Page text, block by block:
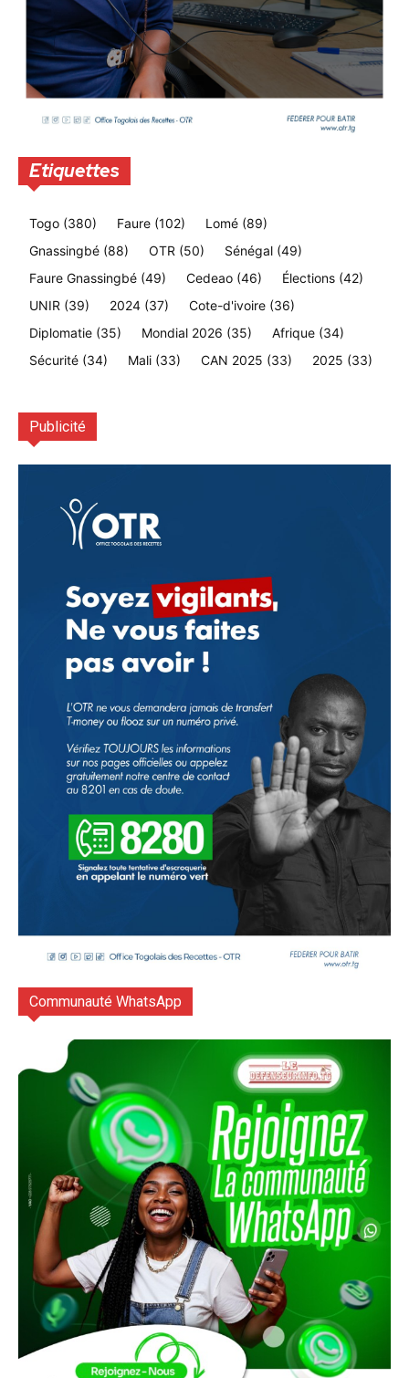
Etiquettes
Togo (380) Faure (102) Lomé (89)
Gnassingbé (88) OTR (50) Sénégal (49)
Faure Gnassingbé (49) Cedeao (46) Élections (42)
UNIR (39) 2024 (37) Cote-d'ivoire (36)
Diplomatie (35) Mondial 2026 (35) Afrique (34)
Sécurité (34) Mali (33) CAN 2025 (33) 2025 (33)
Publicité
Communauté WhatsApp